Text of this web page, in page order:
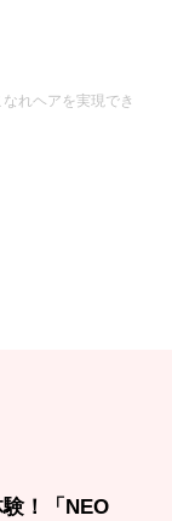
れヘアを実現でき
！「NEO